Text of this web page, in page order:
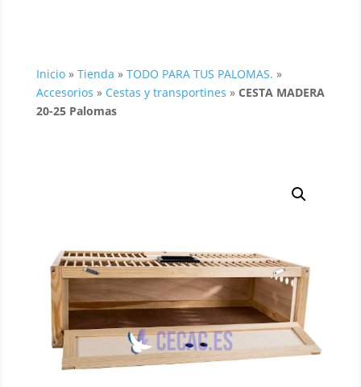
Inicio» Tienda » TODO PARA TUS PALOMAS. »
Accesorios » Cestas y transportines » CESTA MADERA
20-25 Palomas